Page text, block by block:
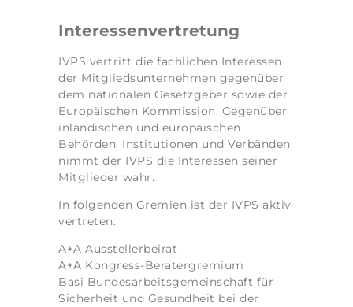
Interessenvertretung
IVPS vertritt die fachlichen Interessen
der Mitgliedsunternehmen gegenüber
dem nationalen Gesetzgeber sowie der
Europäischen Kommission. Gegenüber
inländischen und europäischen
Behörden, Institutionen und Verbänden
nimmt der IVPS die Interessen seiner
Mitglieder wahr.
In folgenden Gremien ist der IVPS aktiv
vertreten:
A+A Ausstellerbeirat
A+A Kongress-Beratergremium
Basi Bundesarbeitsgemeinschaft für
Sicherheit und Gesundheit bei der